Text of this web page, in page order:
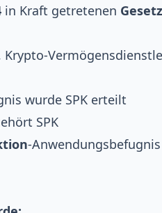
in Kraft getretenen
Krypto-
wurde SPK erteilt
SPK
-Anwendungsbefugnis